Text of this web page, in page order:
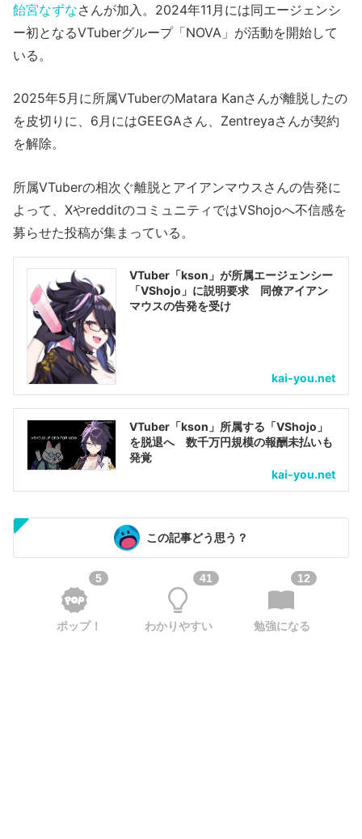
飴宮なずなさんが加入。2024年11月には同エージェンシ
ー初となるVTuberグループ「NOVA」が活動を開始して
いる。
2025年5月に所属VTuberのMatara Kanさんが離脱したの
を皮切りに、6月にはGEEGAさん、Zentreyaさんが契約
を解除。
所属VTuberの相次ぐ離脱とアイアンマウスさんの告発に
よって、XやredditのコミュニティではVShojoへ不信感を
募らせた投稿が集まっている。
VTuber「kson」が所属エージェンシー
「VShojo」に説明要求 同僚アイアン
マウスの告発を受け
kai-you.net
VTuber「kson」所属する「VShojo」
を脱退へ 数千万円規模の報酬未払いも
発覚
kai-you.net
この記事どう思う？
5
ポップ！
41
わかりやすい
12
勉強になる